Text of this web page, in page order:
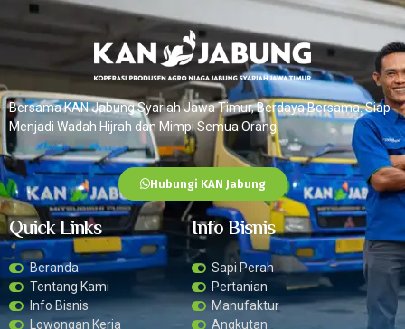
Bersama KAN Jabung Syariah Jawa Timur, Berdaya Bersama. Siap
Menjadi Wadah Hijrah dan Mimpi Semua Orang.
Hubungi KAN Jabung
Quick Links
Beranda
Tentang Kami
Info Bisnis
Lowongan Kerja
Info Bisnis
Sapi Perah
Pertanian
Manufaktur
Angkutan